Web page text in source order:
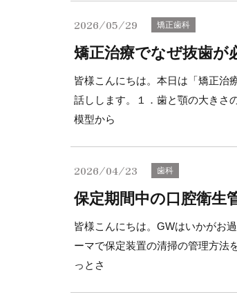
2026/05/29 矯正歯科
矯正治療でなぜ抜歯が
皆様こんにちは。本日は「矯正治
話しします。１．歯と顎の大きさ
模型から
2026/04/23 歯科
保定期間中の口腔衛生
皆様こんにちは。GWはいかがお
ーマで保定装置の清掃の管理方法
っとさ